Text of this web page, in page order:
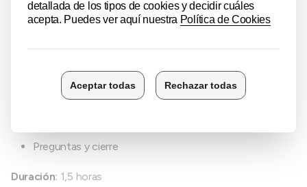
Retexturización y edición
Animación básica y evolución de una imagen
Derechos de uso y consideraciones legales
Preguntas y cierre
Duración: 1,5 horas